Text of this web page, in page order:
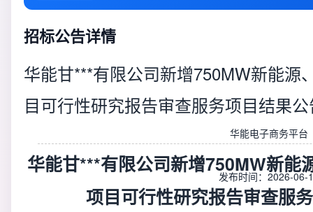
招标公告详情
华能甘***有限公司新增750MW新能源
目可行性研究报告审查服务项目结果
华能电子商务平台
发布时间：2026-06-
华能甘***有限公司新增750MW新能
项目可行性研究报告审查服